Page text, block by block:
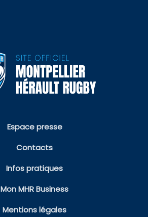
Espace presse
Contacts
Infos pratiques
Mon MHR Business
Mentions légales